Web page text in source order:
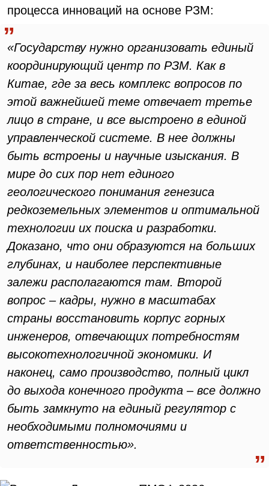
процесса инноваций на основе РЗМ:
«Государству нужно организовать единый
координирующий центр по РЗМ. Как в
Китае, где за весь комплекс вопросов по
этой важнейшей теме отвечает третье
лицо в стране, и все выстроено в единой
управленческой системе. В нее должны
быть встроены и научные изыскания. В
мире до сих пор нет единого
геологического понимания генезиса
редкоземельных элементов и оптимальной
технологии их поиска и разработки.
Доказано, что они образуются на больших
глубинах, и наиболее перспективные
залежи располагаются там. Второй
вопрос – кадры, нужно в масштабах
страны восстановить корпус горных
инженеров, отвечающих потребностям
высокотехнологичной экономики. И
наконец, само производство, полный цикл
до выхода конечного продукта – все должно
быть замкнуто на единый регулятор с
необходимыми полномочиями и
ответственностью».